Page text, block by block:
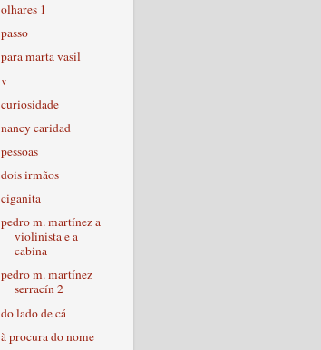
olhares 1
passo
para marta vasil
v
curiosidade
nancy caridad
pessoas
dois irmãos
ciganita
pedro m. martínez a
violinista e a
cabina
pedro m. martínez
serracín 2
do lado de cá
à procura do nome